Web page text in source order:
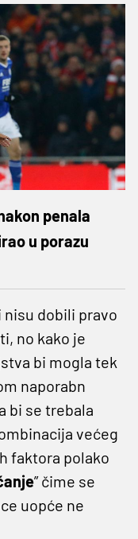
penala
u porazu
dobili pravo
no kako je
bi mogla tek
naporabn
bi se trebala
većeg
faktora polako
” čime se
uopće ne